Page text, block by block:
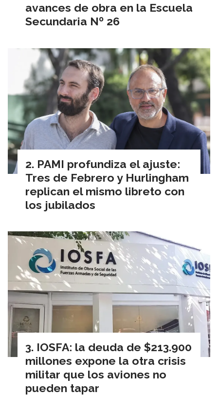
avances de obra en la Escuela
Secundaria Nº 26
PAMI profundiza el ajuste:
Tres de Febrero y Hurlingham
replican el mismo libreto con
los jubilados
IOSFA: la deuda de $213.900
millones expone la otra crisis
militar que los aviones no
pueden tapar